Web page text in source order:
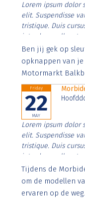
Lorem ipsum dolor
elit. Suspendisse
tristique. Duis
interdum nulla, ut
Aenean faucibus
imperdiet. Nunc ut
Ben jij gek op
opknappen van
Motormarkt
Friday
22
MAY
Lorem ipsum dolor
elit. Suspendisse
tristique. Duis
interdum nulla, ut
Aenean faucibus
imperdiet. Nunc ut
Tijdens de
om de modellen
ervaren op de weg.